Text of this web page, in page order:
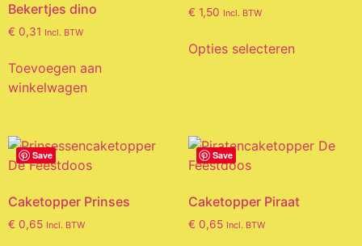
Bekertjes dino
€ 0,31 Incl. BTW
Toevoegen aan
winkelwagen
€ 1,50 Incl. BTW
Opties selecteren
Save
Caketopper Prinses
€ 0,65 Incl. BTW
Save
Caketopper Piraat
€ 0,65 Incl. BTW